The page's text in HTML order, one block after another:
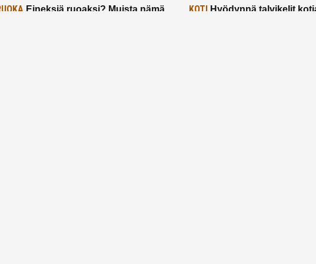
Eineksiä ruoaksi? Muista nämä
KOTIHyödynnä talvikelit